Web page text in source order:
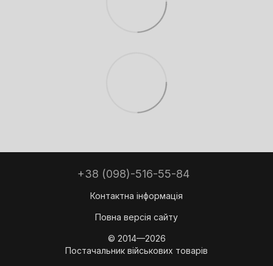
+38 (098)-516-55-84
Контактна інформація
Повна версія сайту
© 2014—2026
Постачальник військових товарів